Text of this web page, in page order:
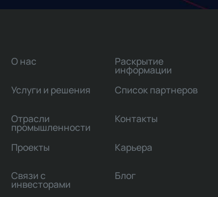
О нас
Услуги и решения
Отрасли
промышленности
Проекты
Связи с
инвесторами
Раскрытие
информации
Список партнеров
Контакты
Карьера
Блог